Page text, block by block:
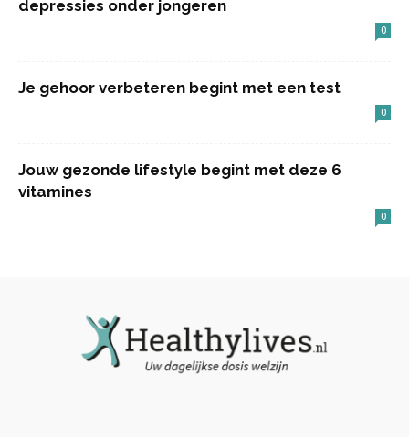
depressies onder jongeren
0
Je gehoor verbeteren begint met een test
0
Jouw gezonde lifestyle begint met deze 6
vitamines
0